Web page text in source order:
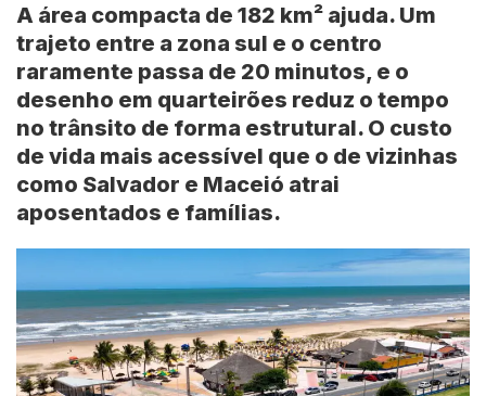
A área compacta de 182 km² ajuda. Um
trajeto entre a zona sul e o centro
raramente passa de 20 minutos, e o
desenho em quarteirões reduz o tempo
no trânsito de forma estrutural. O custo
de vida mais acessível que o de vizinhas
como Salvador e Maceió atrai
aposentados e famílias.